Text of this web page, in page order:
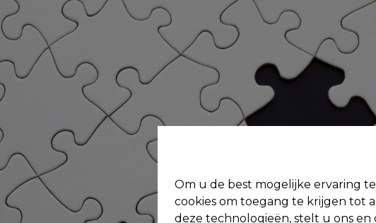
Om u de best mogelijke ervaring
cookies om toegang te krijgen tot
deze technologieën, stelt u ons